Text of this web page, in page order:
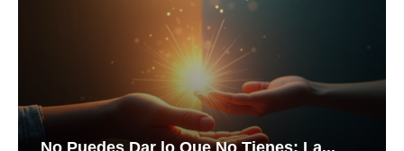
No Puedes Dar lo Que No Tienes: La...